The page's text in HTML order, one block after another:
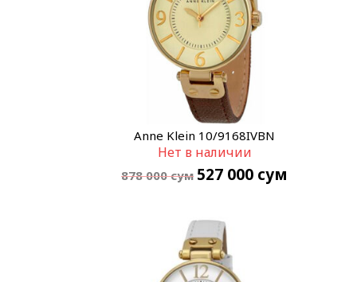
Anne Klein 10/9168IVBN
Нет в наличии
878 000сум 527 000 сум